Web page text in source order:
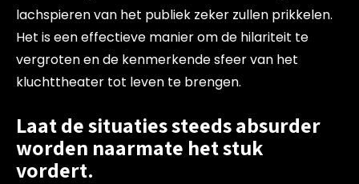
lachspieren van het publiek zeker zullen prikkelen.
Het is een effectieve manier om de hilariteit te
vergroten en de kenmerkende sfeer van het
kluchttheater tot leven te brengen.
Laat de situaties steeds absurder
worden naarmate het stuk
vordert.